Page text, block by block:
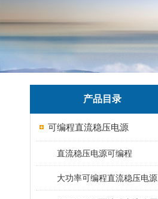
产品目录
可编程直流稳压电源
直流稳压电源可编程
大功率可编程直流稳压电源